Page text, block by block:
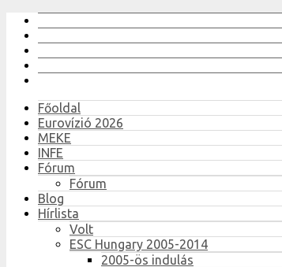
Főoldal
Eurovízió 2026
MEKE
INFE
Fórum
Fórum
Blog
Hírlista
Volt
ESC Hungary 2005-2014
2005-ös indulás